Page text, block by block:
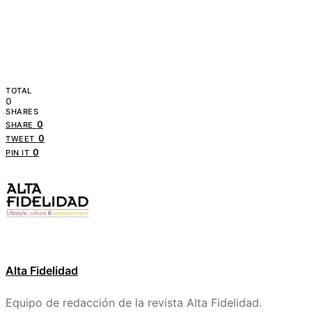
TOTAL
0
SHARES
SHARE 0
TWEET 0
PIN IT 0
Alta Fidelidad
Equipo de redacción de la revista Alta Fidelidad.